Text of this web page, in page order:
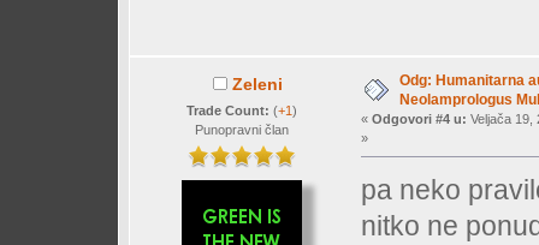
Zeleni
Trade Count: (+1)
Punopravni član
Odg: Humanitarna
Neolamprologus
« Odgovori #4 u: Veljača 19,
»
pa neko
nitko ne